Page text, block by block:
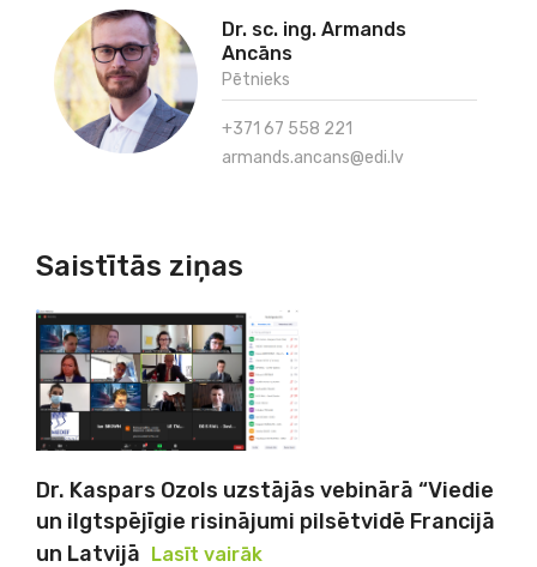
Dr. sc. ing. Armands
Ancāns
Pētnieks
+371 67 558 221
armands.ancans@edi.lv
Saistītās ziņas
Dr. Kaspars Ozols uzstājās vebinārā “Viedie
un ilgtspējīgie risinājumi pilsētvidē Francijā
un Latvijā Lasīt vairāk